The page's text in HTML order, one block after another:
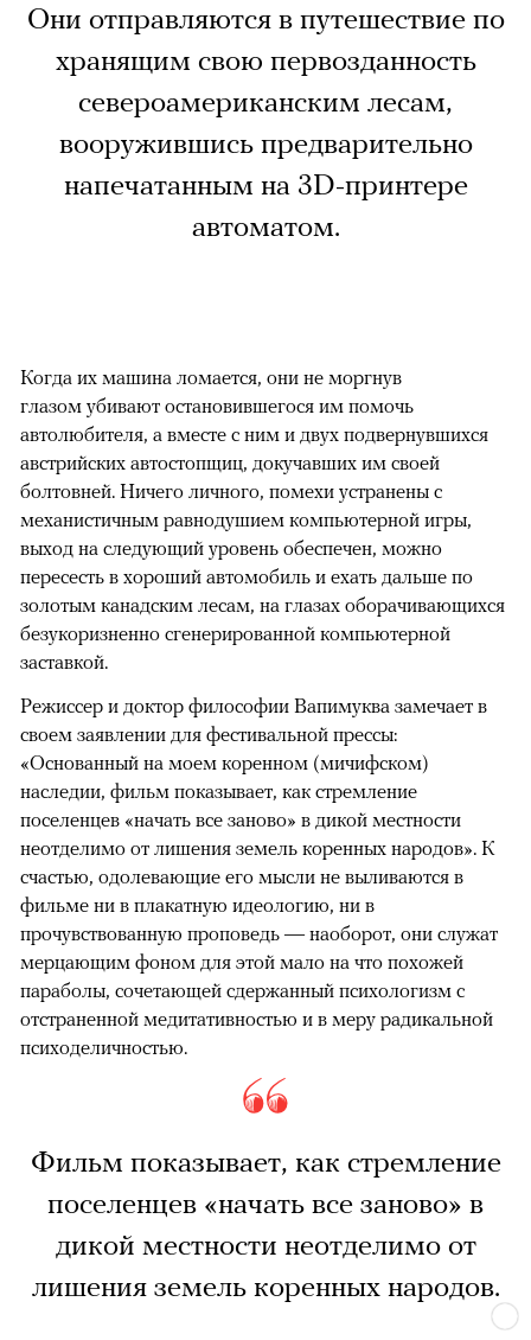
Они отправляются в путешествие по
хранящим свою первозданность
североамериканским лесам,
вооружившись предварительно
напечатанным на 3D-принтере
автоматом.
Когда их машина ломается, они не моргнув
глазом убивают остановившегося им помочь
автолюбителя, а вместе с ним и двух подвернувшихся
австрийских автостопщиц, докучавших им своей
болтовней. Ничего личного, помехи устранены с
механистичным равнодушием компьютерной игры,
выход на следующий уровень обеспечен, можно
пересесть в хороший автомобиль и ехать дальше по
золотым канадским лесам, на глазах оборачивающихся
безукоризненно сгенерированной компьютерной
заставкой.
Режиссер и доктор философии Вапимуква замечает в
своем заявлении для фестивальной прессы:
«Основанный на моем коренном (мичифском)
наследии, фильм показывает, как стремление
поселенцев «начать все заново» в дикой местности
неотделимо от лишения земель коренных народов». К
счастью, одолевающие его мысли не выливаются в
фильме ни в плакатную идеологию, ни в
прочувствованную проповедь — наоборот, они служат
мерцающим фоном для этой мало на что похожей
параболы, сочетающей сдержанный психологизм с
отстраненной медитативностью и в меру радикальной
психоделичностью.
Фильм показывает, как стремление
поселенцев «начать все заново» в
дикой местности неотделимо от
лишения земель коренных народов.